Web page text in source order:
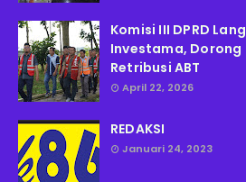
Komisi III DPRD
Investama,
Retribusi ABT
April 22, 2026
REDAKSI
Januari 24, 2023